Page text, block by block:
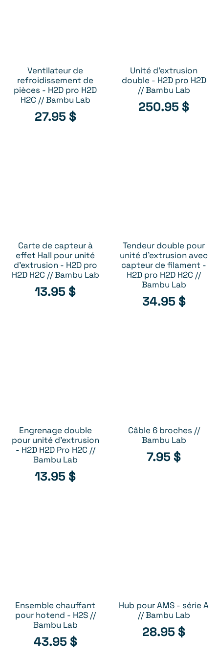
AJOUTER AU PANIER
Ventilateur de
refroidissement de
pièces - H2D pro H2D
H2C // Bambu Lab
27.95$
AJOUTER AU PANIER
Unité d'extrusion
double - H2D pro H2D
// Bambu Lab
250.95$
AJOUTER AU PANIER
Carte de capteur à
effet Hall pour unité
d'extrusion - H2D pro
H2D H2C // Bambu Lab
13.95$
AJOUTER AU PANIER
Tendeur double pour
unité d'extrusion avec
capteur de filament -
H2D pro H2D H2C //
Bambu Lab
34.95$
AJOUTER AU PANIER
Engrenage double
pour unité d'extrusion
- H2D H2D Pro H2C //
Bambu Lab
13.95$
AJOUTER AU PANIER
Câble 6 broches //
Bambu Lab
7.95$
AJOUTER AU PANIER
Ensemble chauffant
pour hotend - H2S //
Bambu Lab
43.95$
AJOUTER AU PANIER
Hub pour AMS - série A
// Bambu Lab
28.95$